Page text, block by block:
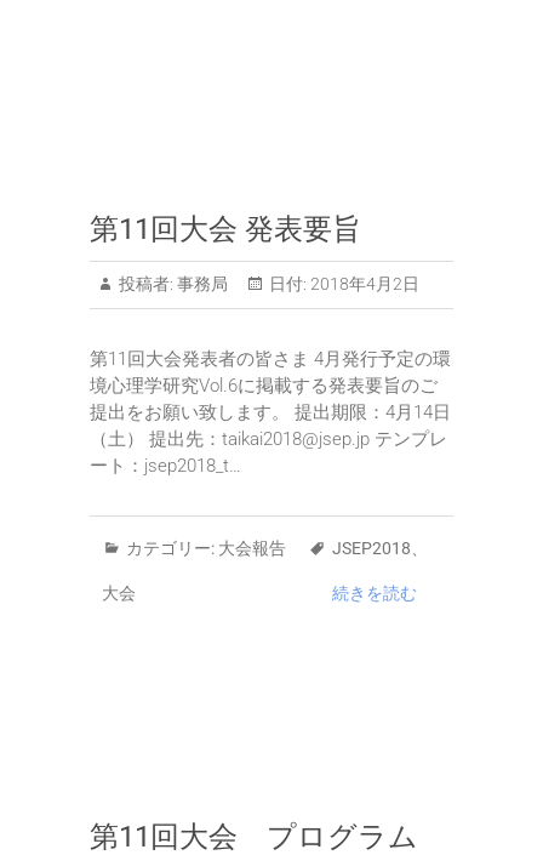
第11回大会 発表要旨
投稿者: 事務局 日付: 2018年4月2日
第11回大会発表者の皆さま 4月発行予定の環
境心理学研究Vol.6に掲載する発表要旨のご
提出をお願い致します。 提出期限：4月14日
（土） 提出先：taikai2018@jsep.jp テンプレ
ート：jsep2018_t…
カテゴリー: 大会報告 JSEP2018
大会 続きを読む
第11回大会 プログラム